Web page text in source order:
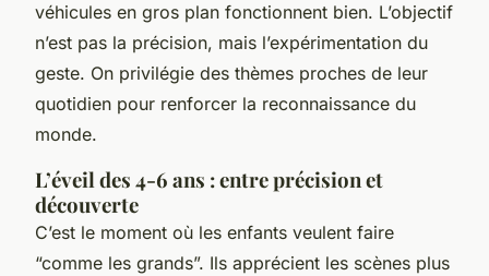
véhicules en gros plan fonctionnent bien. L’objectif
n’est pas la précision, mais l’expérimentation du
geste. On privilégie des thèmes proches de leur
quotidien pour renforcer la reconnaissance du
monde.
L’éveil des 4-6 ans : entre précision et
découverte
C’est le moment où les enfants veulent faire
“comme les grands”. Ils apprécient les scènes plus